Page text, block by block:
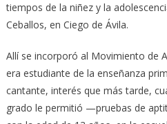
tiempos de la niñez y la
Ceballos, en Ciego de Ávila.
Allí se incorporó al Movimiento de
era estudiante de la enseñanza
cantante, interés que más tarde,
grado le permitió —pruebas de